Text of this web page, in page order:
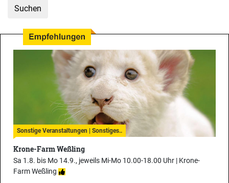
Sonstige Veranstaltungen | Sonstiges..
Krone-Farm Weßling
Sa 1.8. bis Mo 14.9., jeweils Mi-Mo 10.00-18.00 Uhr | Krone-
Farm Weßling